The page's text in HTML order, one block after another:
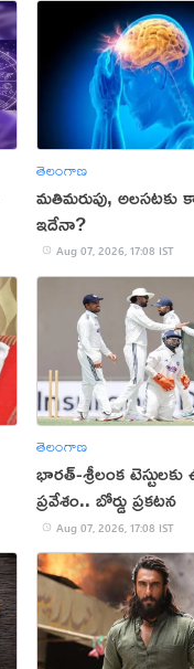
తెలంగాణ
మతిమరుపు, అలసటకు
ఇదేనా?
Aug 07, 2026, 17:08 IST
తెలంగాణ
భారత్-శ్రీలంక
ప్రవేశం.. బోర్డు ప్రకటన
Aug 07, 2026, 17:08 IST